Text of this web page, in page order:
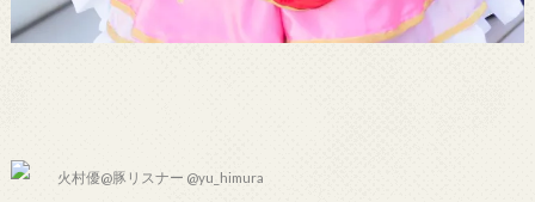
火村優@豚リスナー @yu_himura